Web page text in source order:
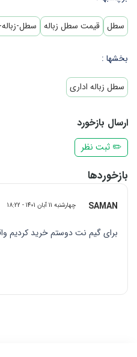
سطل قیمت سطل زباله سطل-
بخشها :
سطل زباله اداری
ارسال بازخورد
✏️ ثبت نظر
بازخوردها
SAMAN چهارشنبه 11 آبان 1401 - 18:22
برای گیم نت دوستم خرید کردیم